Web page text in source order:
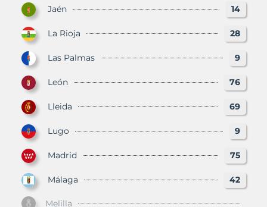
Jaén 14
La Rioja 28
Las Palmas 9
León 76
Lleida 69
Lugo 9
Madrid 75
Málaga 42
Melilla